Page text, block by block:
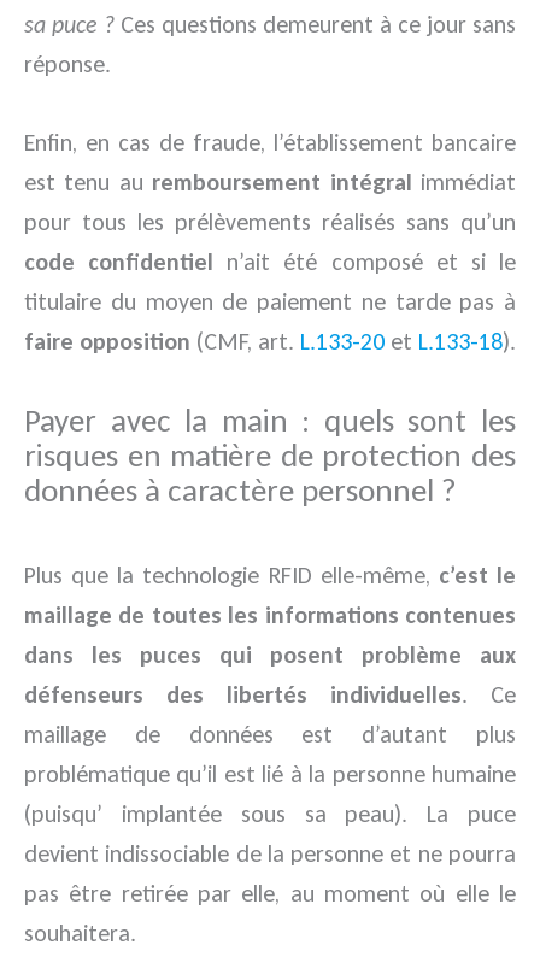
sa puce ? Ces questions demeurent à ce jour sans
réponse.
Enfin, en cas de fraude, l’établissement bancaire
est tenu au remboursement intégral immédiat
pour tous les prélèvements réalisés sans qu’un
code confidentiel n’ait été composé et si le
titulaire du moyen de paiement ne tarde pas à
faire opposition (CMF, art. L.133-20 et L.133-18).
Payer avec la main : quels sont les
risques en matière de protection des
données à caractère personnel ?
Plus que la technologie RFID elle-même, c’est le
maillage de toutes les informations contenues
dans les puces qui posent problème aux
défenseurs des libertés individuelles. Ce
maillage de données est d’autant plus
problématique qu’il est lié à la personne humaine
(puisqu’ implantée sous sa peau). La puce
devient indissociable de la personne et ne pourra
pas être retirée par elle, au moment où elle le
souhaitera.